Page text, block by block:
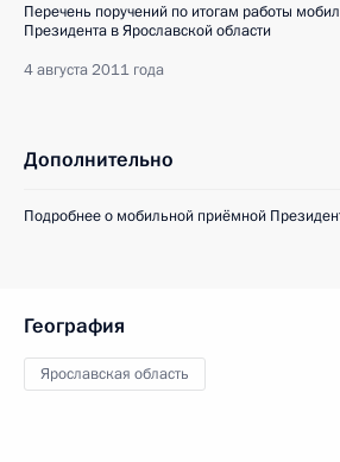
Перечень поручений по итогам работы
Президента в Ярославской области
4 августа 2011 года
Дополнительно
Подробнее о мобильной приёмной
География
Ярославская область